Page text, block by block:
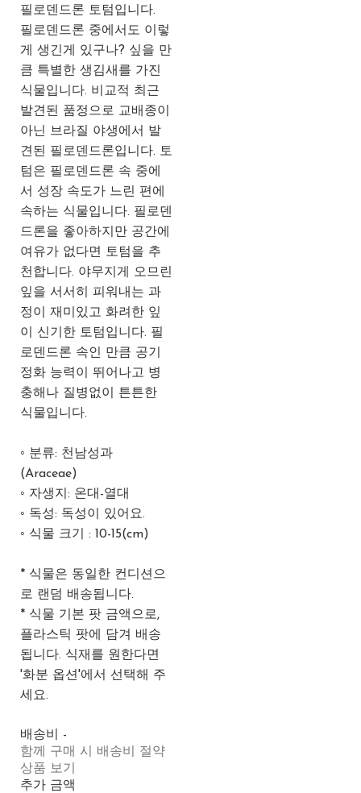
필로덴드론 토텀입니다.
필로덴드론 중에서도 이렇
게 생긴게 있구나? 싶을 만
큼 특별한 생김새를 가진
식물입니다. 비교적 최근
발견된 품정으로 교배종이
아닌 브라질 야생에서 발
견된 필로덴드론입니다. 토
텀은 필로덴드론 속 중에
서 성장 속도가 느린 편에
속하는 식물입니다. 필로덴
드론을 좋아하지만 공간에
여유가 없다면 토텀을 추
천합니다. 야무지게 오므린
잎을 서서히 피워내는 과
정이 재미있고 화려한 잎
이 신기한 토텀입니다. 필
로덴드론 속인 만큼 공기
정화 능력이 뛰어나고 병
충해나 질병없이 튼튼한
식물입니다.
◦ 분류: 천남성과
(Araceae)
◦ 자생지: 온대-열대
◦ 독성: 독성이 있어요.
◦ 식물 크기 : 10-15(cm)
* 식물은 동일한 컨디션으
로 랜덤 배송됩니다.
* 식물 기본 팟 금액으로,
플라스틱 팟에 담겨 배송
됩니다. 식재를 원한다면
'화분 옵션'에서 선택해 주
세요.
배송비 -
함께 구매 시 배송비 절약
상품 보기
추가 금액